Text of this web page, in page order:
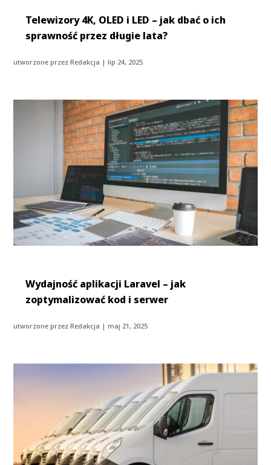
Telewizory 4K, OLED i LED – jak dbać o ich
sprawność przez długie lata?
utworzone przezRedakcja |lip 24, 2025
Wydajność aplikacji Laravel – jak
zoptymalizować kod i serwer
utworzone przezRedakcja |maj 21, 2025